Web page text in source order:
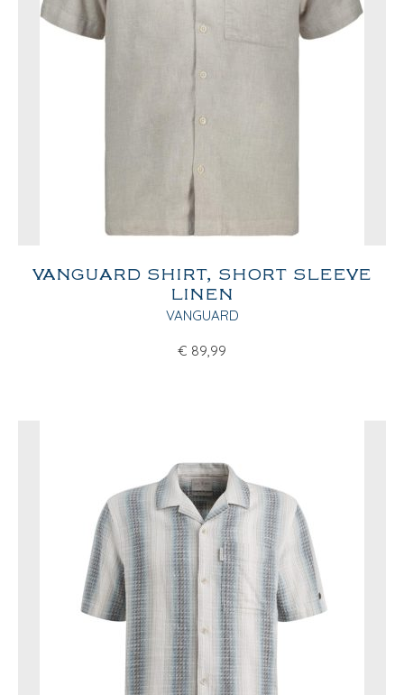
VANGUARD SHIRT, SHORT SLEEVE
LINEN
VANGUARD
€ 89,99